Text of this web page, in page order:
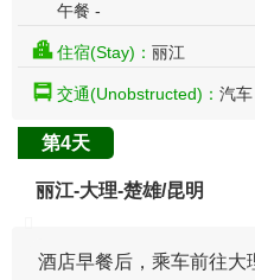
午餐 -
住宿(Stay)： 丽江
交通(Unobstructed)： 汽车
第4天
丽江-大理-楚雄/昆明
酒店早餐后，乘车前往大